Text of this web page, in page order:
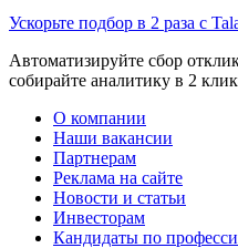
Ускорьте подбор в 2 раза с
Автоматизируйте сбор
собирайте аналитику в 2
О компании
Наши вакансии
Партнерам
Реклама на сайте
Новости и статьи
Инвесторам
Кандидаты по